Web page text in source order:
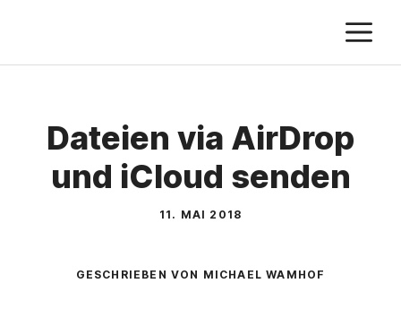
springen
Dateien via AirDrop
und iCloud senden
11. MAI 2018
GESCHRIEBEN VON MICHAEL WAMHOF